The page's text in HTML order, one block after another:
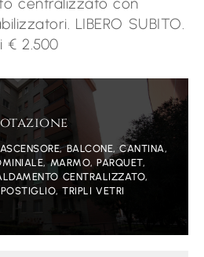
LIBERO SUBITO.
€ 2.500
BALCONE, CANTINA,
MARMO, PARQUET,
CENTRALIZZATO,
TRIPLI VETRI